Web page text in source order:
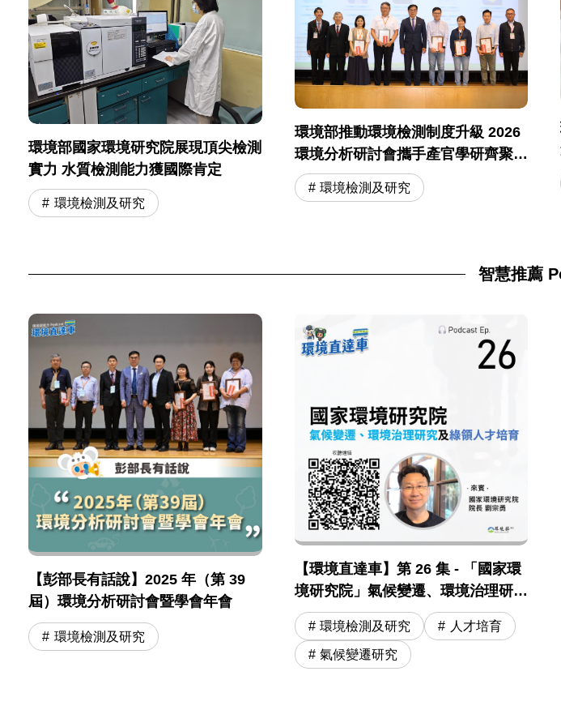
環境部國家環境研究院展現頂尖檢測
實力 水質檢測能力獲國際肯定
環境檢測及研究
環境部推動環境檢測制度升級 2026
環境分析研討會攜手產官學研齊聚交
流
環境檢測及研究
智慧推薦
【彭部長有話說】2025 年（第 39
屆）環境分析研討會暨學會年會
環境檢測及研究
【環境直達車】第 26 集 - 「國家環
境研究院」氣候變遷、環境治理研究
及綠領人才培育
環境檢測及研究 人才培育
氣候變遷研究